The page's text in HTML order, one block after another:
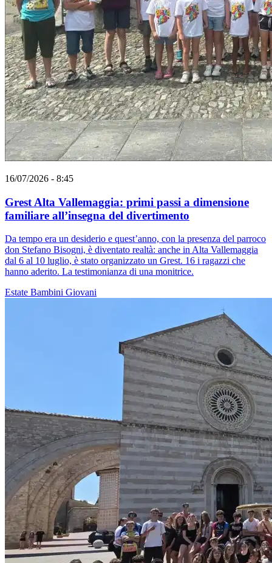
16/07/2026 - 8:45
Grest Alta Vallemaggia: primi passi a dimensione
familiare all’insegna del divertimento
Da tempo era un desiderio e quest’anno, con la presenza del parroco
don Stefano Bisogni, è diventato realtà: anche in Alta Vallemaggia
dal 6 al 10 luglio, è stato organizzato un Grest. 16 i ragazzi che
hanno aderito. La testimonianza di una monitrice.
Estate Bambini Giovani